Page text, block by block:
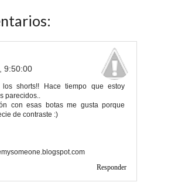
9:50:00
los shorts!! Hace tiempo que estoy
parecidos..
con esas botas me gusta porque
de contraste :)
Responder